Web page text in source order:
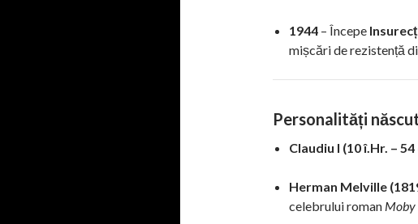
1944 – Începe
mișcări de rezistență
Personalități
Claudiu I (10 î.Hr. –
Herman Melville
celebrului roman